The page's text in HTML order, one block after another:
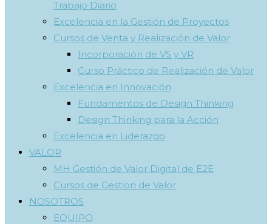
Trabajo Diario
Excelencia en la Gestión de Proyectos
Cursos de Venta y Realización de Valor
Incorporación de VS y VR
Curso Práctico de Realización de Valor
Excelencia en Innovación
Fundamentos de Design Thinking
Design Thinking para la Acción
Excelencia en Liderazgo
VALOR
MH Gestión de Valor Digital de E2E
Cursos de Gestion de Valor
NOSOTROS
EQUIPO